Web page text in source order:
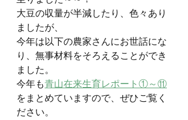
大豆の収量が半減したり、色々あり
ましたが、
今年は以下の農家さんにお世話にな
り、無事材料をそろえることができ
ました。
今年も青山在来生育レポート①～⑪
をまとめていますので、ぜひご覧く
ださい。